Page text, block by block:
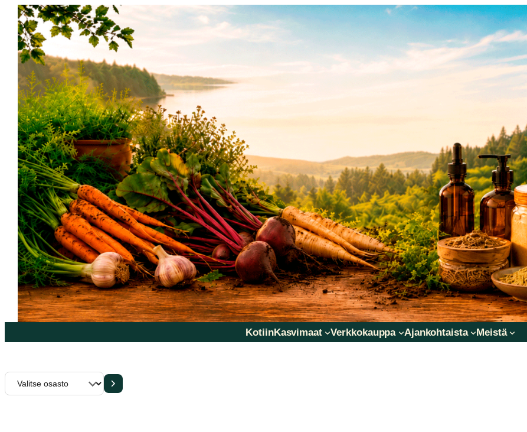
Siirry
sisältöön
KotiinKasvimaat Verkkokauppa Ajankohtaista Meistä
Valitse
osasto